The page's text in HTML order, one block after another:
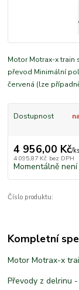
Motor Motrax-x train
převod Minimální
červená (lze
Dostupnost
4 956,00 Kč/ks
4 095,87 Kč bez DPH
Momentálně
Číslo produktu:
Kompletní
Motor Motrax-x
Převody z delrinu